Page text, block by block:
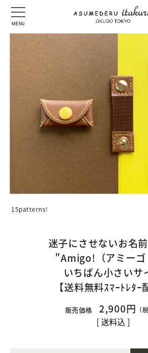
MENU
15patterns!
迷子にさせないお名
"Amigo!（アミー
いちばん小さいサ
【送料無料ｽﾏｰﾄﾚﾀｰ
販売価格 2,900円 （
[ 送料込 ]